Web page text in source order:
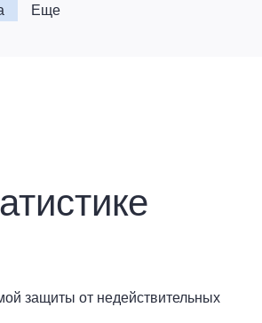
Еще
защиты от недействительных